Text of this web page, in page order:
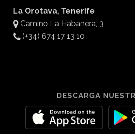
La Orotava, Tenerife
Camino La Habanera, 3
(+34) 674 17 13 10
DESCARGA